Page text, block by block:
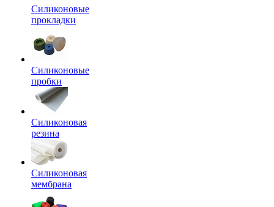
Силиконовые
прокладки
Силиконовые
пробки
Силиконовая
резина
Силиконовая
мембрана